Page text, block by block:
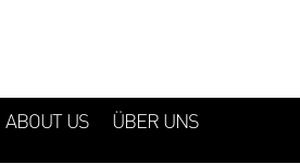
ABOUT US ÜBER UNS